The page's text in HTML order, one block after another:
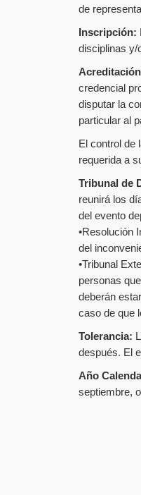
de
Inscripción:
disciplinas y/
credencial
disputar la
particular al
El control de
requerida a
Tribunal de
reunirá los
del evento
•Resolución
del
•Tribunal
personas
deberán
caso de que
Tolerancia:
después. El
Año
septiembre,